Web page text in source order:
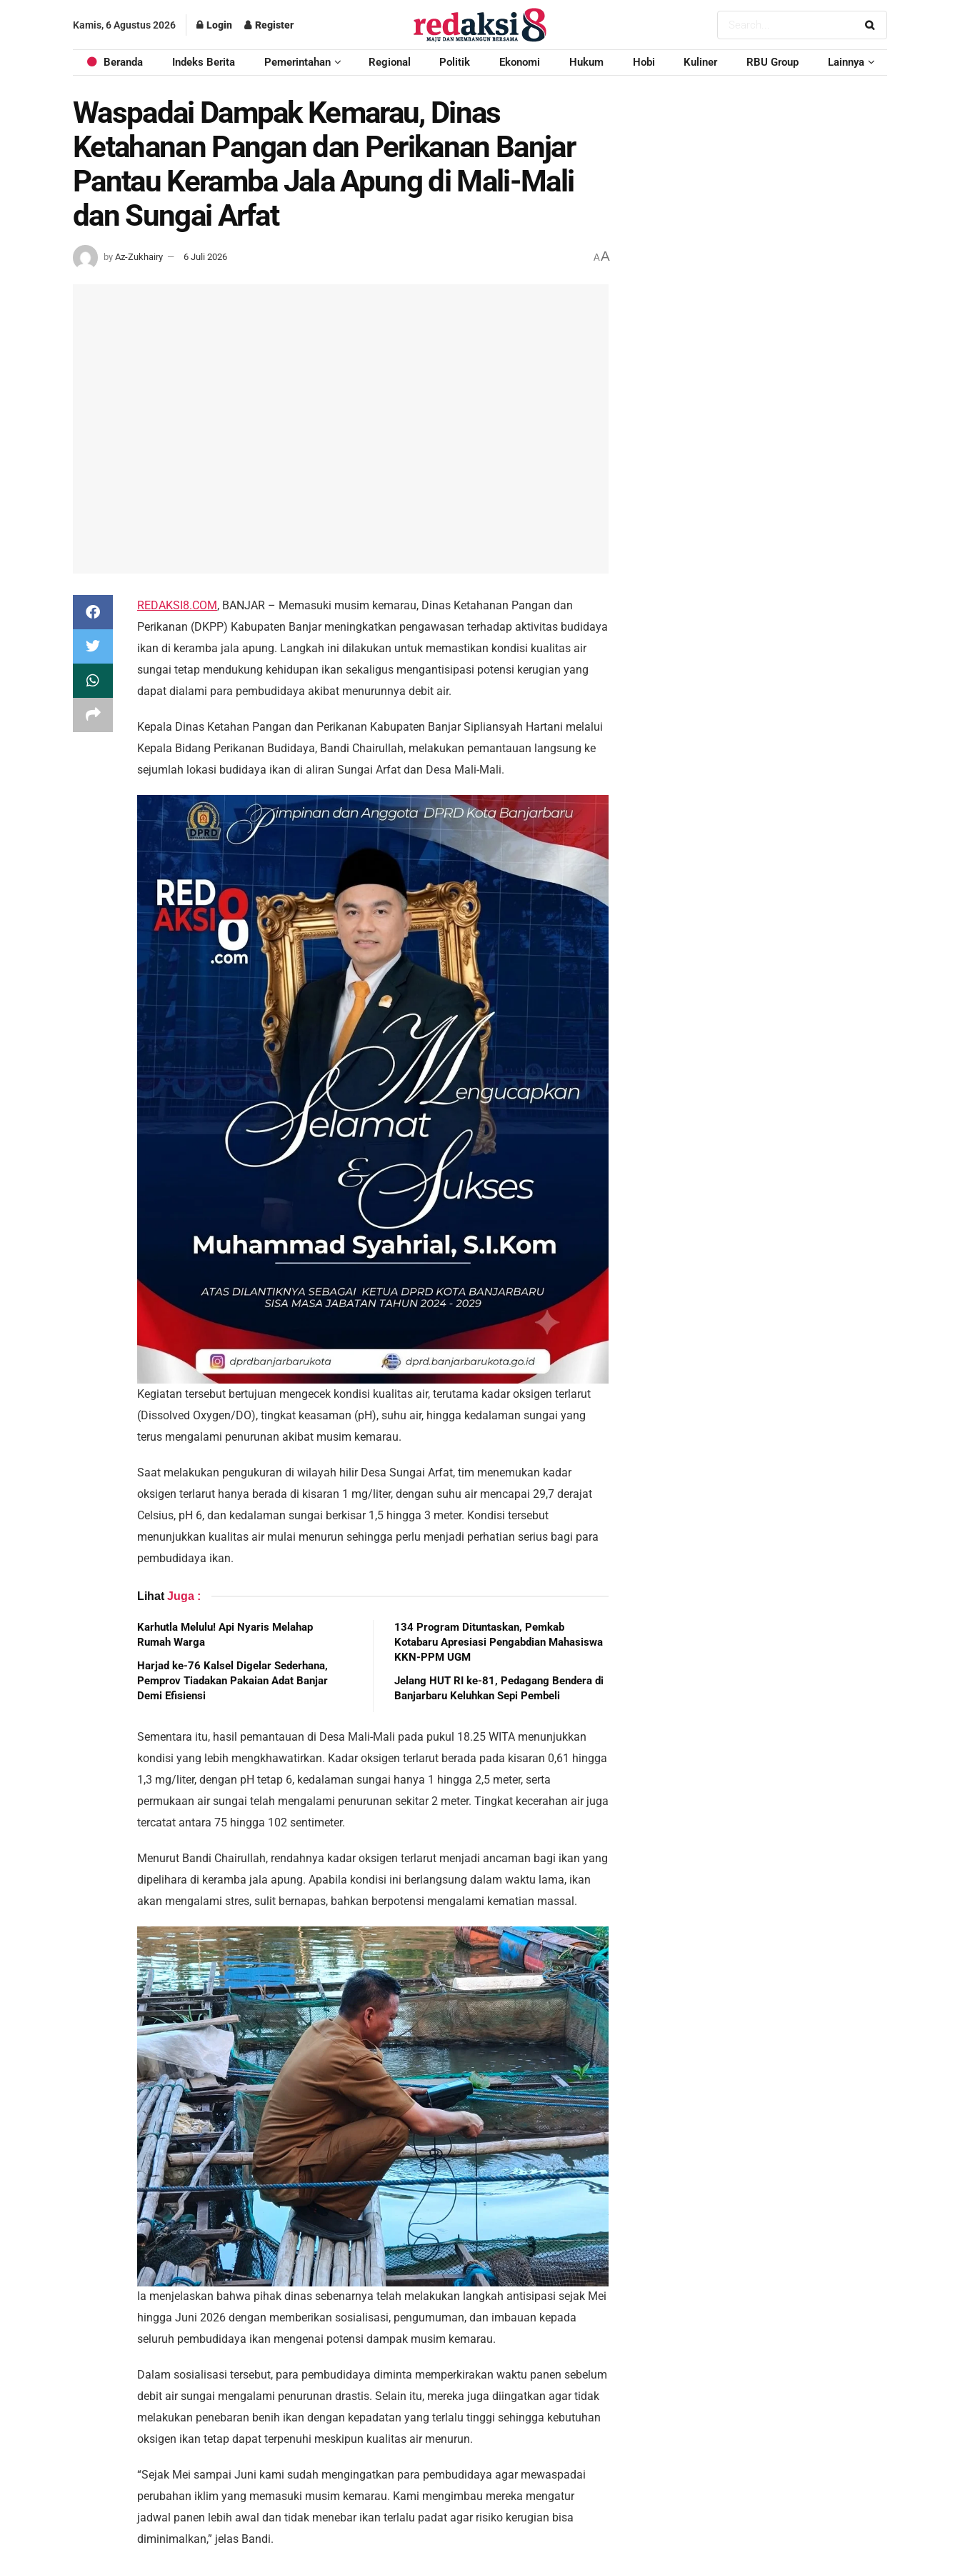
Kamis, 6 Agustus 2026 Login Register
Beranda Indeks Berita Pemerintahan Regional Politik Ekonomi Hukum Hobi Kuliner RBU Group Lainnya
Waspadai Dampak Kemarau, Dinas
Ketahanan Pangan dan Perikanan Banjar
Pantau Keramba Jala Apung di Mali-Mali
dan Sungai Arfat
by Az-Zukhairy 6 Juli 2026 AA
REDAKSI8.COM, BANJAR – Memasuki musim kemarau, Dinas Ketahanan Pangan dan
Perikanan (DKPP) Kabupaten Banjar meningkatkan pengawasan terhadap aktivitas budidaya
ikan di keramba jala apung. Langkah ini dilakukan untuk memastikan kondisi kualitas air
sungai tetap mendukung kehidupan ikan sekaligus mengantisipasi potensi kerugian yang
dapat dialami para pembudidaya akibat menurunnya debit air.
Kepala Dinas Ketahan Pangan dan Perikanan Kabupaten Banjar Sipliansyah Hartani melalui
Kepala Bidang Perikanan Budidaya, Bandi Chairullah, melakukan pemantauan langsung ke
sejumlah lokasi budidaya ikan di aliran Sungai Arfat dan Desa Mali-Mali.
Kegiatan tersebut bertujuan mengecek kondisi kualitas air, terutama kadar oksigen terlarut
(Dissolved Oxygen/DO), tingkat keasaman (pH), suhu air, hingga kedalaman sungai yang
terus mengalami penurunan akibat musim kemarau.
Saat melakukan pengukuran di wilayah hilir Desa Sungai Arfat, tim menemukan kadar
oksigen terlarut hanya berada di kisaran 1 mg/liter, dengan suhu air mencapai 29,7 derajat
Celsius, pH 6, dan kedalaman sungai berkisar 1,5 hingga 3 meter. Kondisi tersebut
menunjukkan kualitas air mulai menurun sehingga perlu menjadi perhatian serius bagi para
pembudidaya ikan.
Lihat Juga :
Karhutla Melulu! Api Nyaris Melahap
Rumah Warga
Harjad ke-76 Kalsel Digelar Sederhana,
Pemprov Tiadakan Pakaian Adat Banjar
Demi Efisiensi
134 Program Dituntaskan, Pemkab
Kotabaru Apresiasi Pengabdian Mahasiswa
KKN-PPM UGM
Jelang HUT RI ke-81, Pedagang Bendera di
Banjarbaru Keluhkan Sepi Pembeli
Sementara itu, hasil pemantauan di Desa Mali-Mali pada pukul 18.25 WITA menunjukkan
kondisi yang lebih mengkhawatirkan. Kadar oksigen terlarut berada pada kisaran 0,61 hingga
1,3 mg/liter, dengan pH tetap 6, kedalaman sungai hanya 1 hingga 2,5 meter, serta
permukaan air sungai telah mengalami penurunan sekitar 2 meter. Tingkat kecerahan air juga
tercatat antara 75 hingga 102 sentimeter.
Menurut Bandi Chairullah, rendahnya kadar oksigen terlarut menjadi ancaman bagi ikan yang
dipelihara di keramba jala apung. Apabila kondisi ini berlangsung dalam waktu lama, ikan
akan mengalami stres, sulit bernapas, bahkan berpotensi mengalami kematian massal.
Ia menjelaskan bahwa pihak dinas sebenarnya telah melakukan langkah antisipasi sejak Mei
hingga Juni 2026 dengan memberikan sosialisasi, pengumuman, dan imbauan kepada
seluruh pembudidaya ikan mengenai potensi dampak musim kemarau.
Dalam sosialisasi tersebut, para pembudidaya diminta memperkirakan waktu panen sebelum
debit air sungai mengalami penurunan drastis. Selain itu, mereka juga diingatkan agar tidak
melakukan penebaran benih ikan dengan kepadatan yang terlalu tinggi sehingga kebutuhan
oksigen ikan tetap dapat terpenuhi meskipun kualitas air menurun.
“Sejak Mei sampai Juni kami sudah mengingatkan para pembudidaya agar mewaspadai
perubahan iklim yang memasuki musim kemarau. Kami mengimbau mereka mengatur
jadwal panen lebih awal dan tidak menebar ikan terlalu padat agar risiko kerugian bisa
diminimalkan,” jelas Bandi.